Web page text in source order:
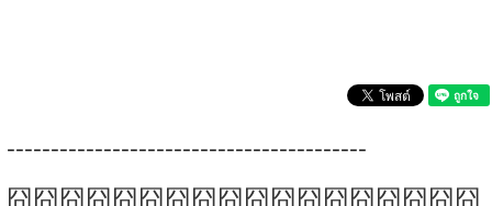
-----------------------------------------
囧囧囧囧囧囧囧囧囧囧囧囧囧囧囧囧囧囧